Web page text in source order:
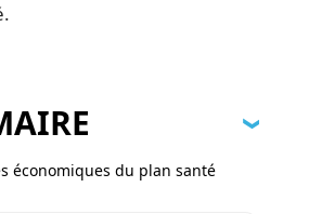
économiques du plan santé